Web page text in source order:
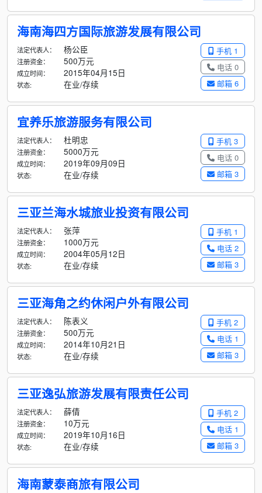
海南海四方国际旅游发展有限公司
手机 1
电话 0
邮箱 6
法定代表人： 杨公臣
注册资金： 500万元
成立时间： 2015年04月15日
状态: 在业/存续
宜养乐旅游服务有限公司
手机 3
电话 0
邮箱 3
法定代表人： 杜明忠
注册资金： 5000万元
成立时间： 2019年09月09日
状态: 在业/存续
三亚兰海水城旅业投资有限公司
手机 1
电话 2
邮箱 3
法定代表人： 张萍
注册资金： 1000万元
成立时间： 2004年05月12日
状态: 在业/存续
三亚海角之约休闲户外有限公司
手机 2
电话 1
邮箱 3
法定代表人： 陈表义
注册资金： 500万元
成立时间： 2014年10月21日
状态: 在业/存续
三亚逸弘旅游发展有限责任公司
手机 2
电话 1
邮箱 3
法定代表人： 薛倩
注册资金： 10万元
成立时间： 2019年10月16日
状态: 在业/存续
海南蒙泰商旅有限公司